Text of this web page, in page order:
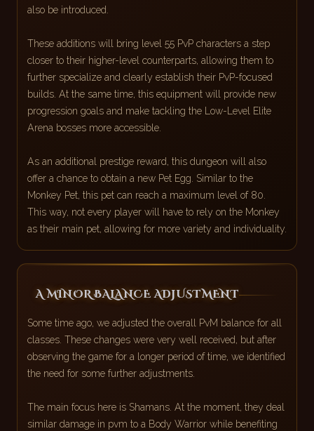
also be introduced.
These additions will bring level 55 PvP characters a step
closer to their higher-level counterparts, allowing them to
further specialize and clearly establish their PvP-focused
builds. At the same time, this equipment will provide new
progression goals and make tackling the Low-Level Elite
Arena bosses more accessible.
As an additional prestige reward, this dungeon will also
offer a chance to obtain a new Pet Egg. Similar to the
Monkey Pet, this pet can reach a maximum level of 80.
This way, not every player will have to rely on the Monkey
as their main pet, allowing for more variety and individuality.
A MINOR BALANCE ADJUSTMENT
Some time ago, we adjusted the overall PvM balance for all
classes. These changes were very well received, but after
observing the game for a longer period of time, we identified
the need for some further adjustments.
The main focus here is Shamans. At the moment, they deal
similar damage in pvm to a Body Warrior while benefiting